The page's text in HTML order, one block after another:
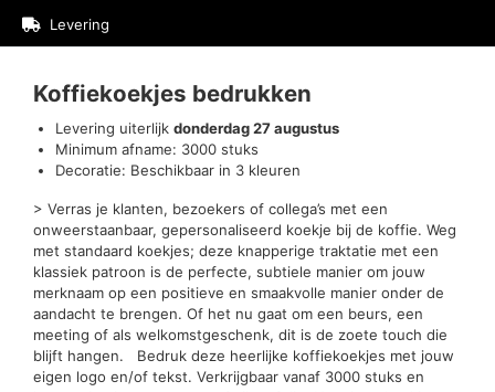
Levering
Koffiekoekjes bedrukken
Levering uiterlijk donderdag 27 augustus
Minimum afname: 3000 stuks
Decoratie: Beschikbaar in 3 kleuren
> Verras je klanten, bezoekers of collega’s met een
onweerstaanbaar, gepersonaliseerd koekje bij de koffie. Weg
met standaard koekjes; deze knapperige traktatie met een
klassiek patroon is de perfecte, subtiele manier om jouw
merknaam op een positieve en smaakvolle manier onder de
aandacht te brengen. Of het nu gaat om een beurs, een
meeting of als welkomstgeschenk, dit is de zoete touch die
blijft hangen. Bedruk deze heerlijke koffiekoekjes met jouw
eigen logo en/of tekst. Verkrijgbaar vanaf 3000 stuks en